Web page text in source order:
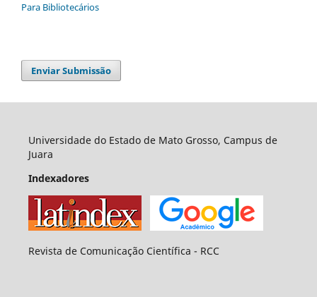
Para Bibliotecários
Enviar Submissão
Universidade do Estado de Mato Grosso, Campus de
Juara
Indexadores
Revista de Comunicação Científica - RCC